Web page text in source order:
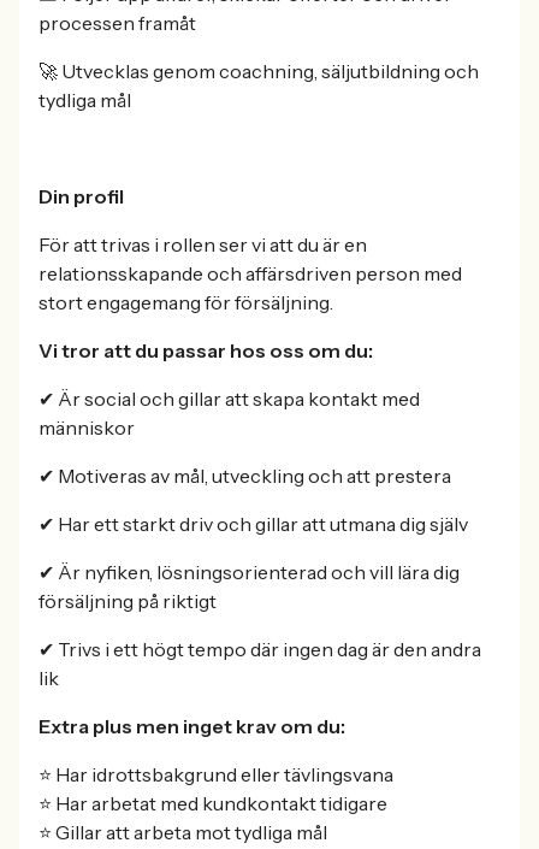
processen framåt
🚀 Utvecklas genom coachning, säljutbildning och
tydliga mål
Din profil
För att trivas i rollen ser vi att du är en
relationsskapande och affärsdriven person med
stort engagemang för försäljning.
Vi tror att du passar hos oss om du:
✔ Är social och gillar att skapa kontakt med
människor
✔ Motiveras av mål, utveckling och att prestera
✔ Har ett starkt driv och gillar att utmana dig själv
✔ Är nyfiken, lösningsorienterad och vill lära dig
försäljning på riktigt
✔ Trivs i ett högt tempo där ingen dag är den andra
lik
Extra plus men inget krav om du:
⭐ Har idrottsbakgrund eller tävlingsvana
⭐ Har arbetat med kundkontakt tidigare
⭐ Gillar att arbeta mot tydliga mål